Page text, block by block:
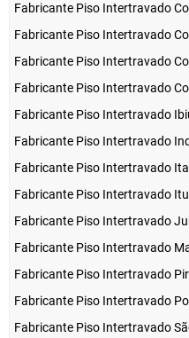
Fabricante Piso Intertravado
Fabricante Piso Intertravado
Fabricante Piso Intertravado
Fabricante Piso Intertravado
Fabricante Piso Intertravado
Fabricante Piso Intertravado
Fabricante Piso Intertravado
Fabricante Piso Intertravado Itu
Fabricante Piso Intertravado
Fabricante Piso Intertravado
Fabricante Piso Intertravado
Fabricante Piso Intertravado
Fabricante Piso Intertravado